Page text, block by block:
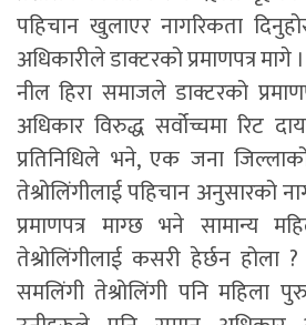
पहिचान खुलाएर नागरिकता
अधिकारीले डाक्टरको प्रमाणपत्र मागे ।
नील हिरा समाजले डाक्टरको
अधिकार विरुद्ध सर्वोच्चमा रिट
प्रतिनिधिले भने, एक जना
तेश्रोलिंगीलाई पहिचान अनुसारको
प्रमाणपत्र माग्छ भने सामान्य
तेश्रोलिंगीलाई कसरी हेर्छन होला
समलिंगी तेश्रोलिंगी पनि महिला